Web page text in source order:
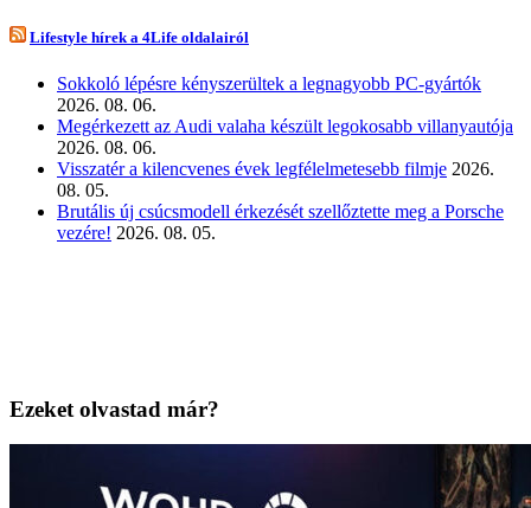
Lifestyle hírek a 4Life oldalairól
Sokkoló lépésre kényszerültek a legnagyobb PC-gyártók
2026. 08. 06.
Megérkezett az Audi valaha készült legokosabb villanyautója
2026. 08. 06.
Visszatér a kilencvenes évek legfélelmetesebb filmje 2026.
08. 05.
Brutális új csúcsmodell érkezését szellőztette meg a Porsche
vezére! 2026. 08. 05.
Ezeket olvastad már?